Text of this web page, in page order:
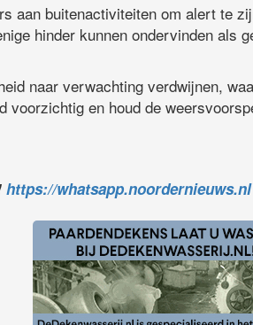
aan buitenactiviteiten om alert te
hinder kunnen ondervinden als
naar verwachting verdwijnen,
en houd de
https://whatsapp.noordernieuws.nl